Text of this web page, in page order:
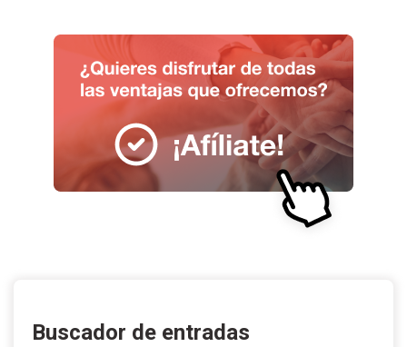
Buscador de entradas